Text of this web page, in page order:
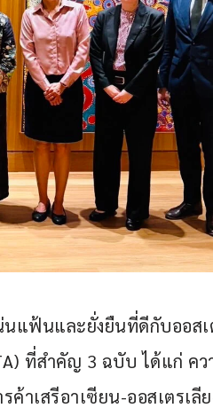
แฟ้นและยั่งยืนที่ดีกับออสเ
ที่สำคัญ 3 ฉบับ ได้แก่ คว
ค้าเสรีอาเซียน-ออสเตรเลี